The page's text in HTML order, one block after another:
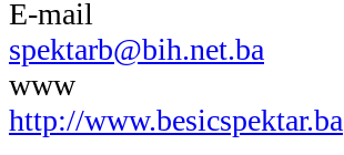
E-mail
spektarb@bih.net.ba
www
http://www.besicspektar.ba